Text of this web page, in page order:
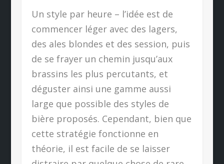
Un style par heure – l’idée est de
commencer léger avec des lagers,
des ales blondes et des session, puis
de se frayer un chemin jusqu’aux
brassins les plus percutants, et
déguster ainsi une gamme aussi
large que possible des styles de
bière proposés. Cependant, bien que
cette stratégie fonctionne en
théorie, il est facile de se laisser